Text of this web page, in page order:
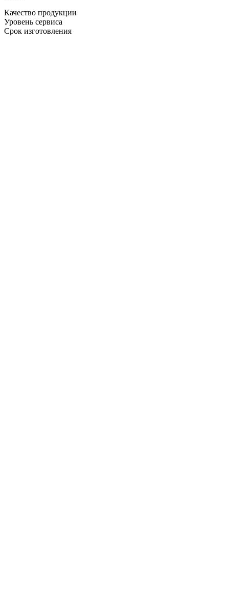
Качество продукции
Уровень сервиса
Срок изготовления